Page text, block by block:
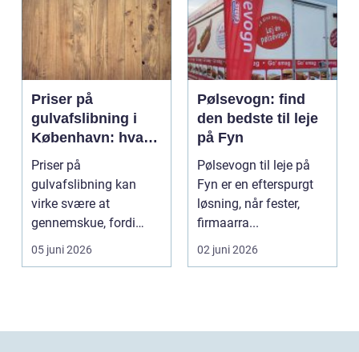
Priser på
gulvafslibning i
København: hvad
koster det
egentlig?
Priser på
gulvafslibning kan
virke svære at
gennemskue, fordi
mange faktorer spiller
ind...
05 juni 2026
Pølsevogn: find
den bedste til leje
på Fyn
Pølsevogn til leje på
Fyn er en efterspurgt
løsning, når fester,
firmaarra...
02 juni 2026